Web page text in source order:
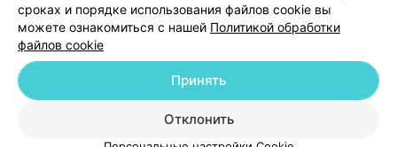
© 2026 ООО «Артокс Лаб», УНП 191700409
| 220012, Республика Беларусь,
Служба поддержки +375 291212755
сроках и порядке использования файлов cookie вы
можете ознакомиться с нашей Политикой обработки
файлов cookie
Отклонить
Принять